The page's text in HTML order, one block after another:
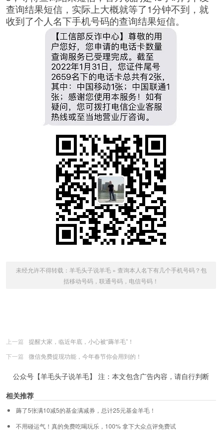
查询结果短信，实际上大概就等了1分钟不到，就
收到了个人名下手机号码的查询结果短信。
未经允许不得转载： 羊毛头子说羊毛» 查询本人名下有几个手机号码？包
括移动号码，联通号码，电信号码！
上一篇
提醒大家，临近年底，小心被“薅羊毛”！
下一篇
微信免费提现功能，今年春节你会用到的！
公众号【羊毛头子说羊毛】 注：本文包含广告内容，请自行判断
相关推荐
薅了5张满10减5的基金满减券，总计25元基金羊毛！
不用碰运气！真的免费吃喝玩乐，100% 拿下大众点评免费试